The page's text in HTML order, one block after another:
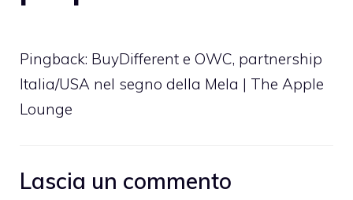
Pingback: BuyDifferent e OWC, partnership
Italia/USA nel segno della Mela | The Apple
Lounge
Lascia un commento